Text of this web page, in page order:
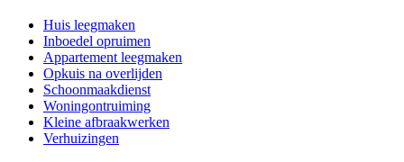
Huis leegmaken
Inboedel opruimen
Appartement leegmaken
Opkuis na overlijden
Schoonmaakdienst
Woningontruiming
Kleine afbraakwerken
Verhuizingen